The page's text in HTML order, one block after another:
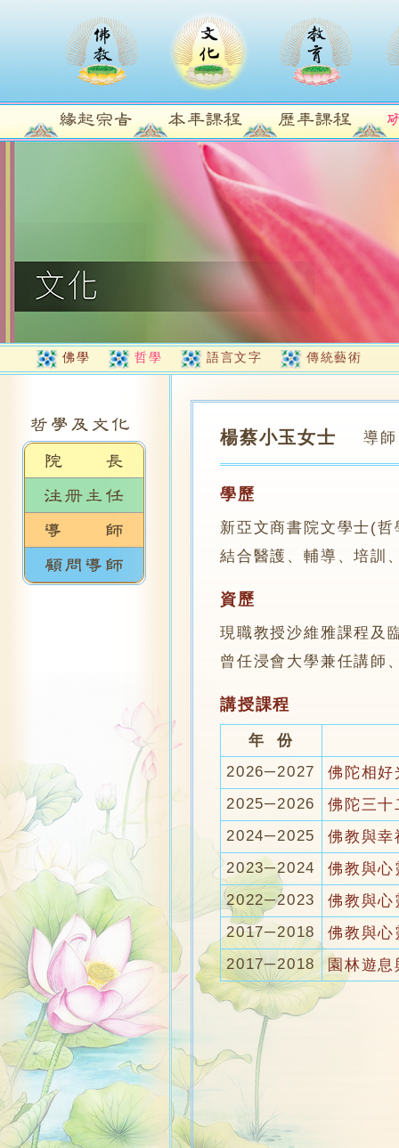
佛學 哲學 語言文字 傳統藝術
楊蔡小玉女士 導
學歷
新亞文商書院文學士(
結合醫護、輔導、培訓
資歷
現職教授沙維雅課程及
曾任浸會大學兼任講師
講授課程
年 份
2026─2027
佛陀相
2025─2026
佛陀三
2024─2025
佛教與
2023─2024
佛教與心
2022─2023
佛教與
2017─2018
佛教與心
2017─2018
園林遊息